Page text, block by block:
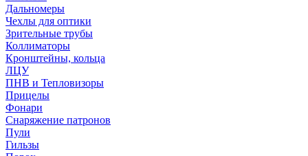
Дальномеры
Чехлы для оптики
Зрительные трубы
Коллиматоры
Кронштейны, кольца
ЛЦУ
ПНВ и Тепловизоры
Прицелы
Фонари
Снаряжение патронов
Пули
Гильзы